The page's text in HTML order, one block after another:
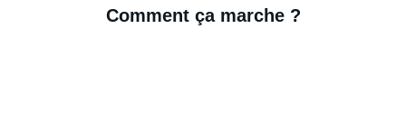
Comment ça marche ?